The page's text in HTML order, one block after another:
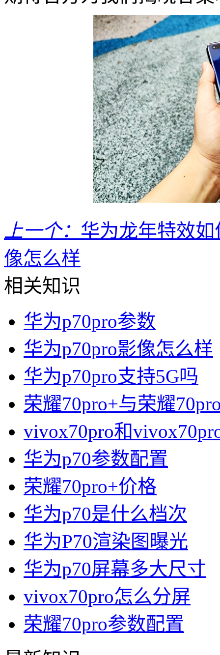
上一个： 华为龙年特效
像怎么样
相关知识
华为p70pro参数
华为p70pro影像怎么样
华为p70pro支持5G吗
荣耀70pro+与荣耀
vivox70pro和
华为p70参数配置
荣耀70pro+价格
华为p70是什么档次
华为P70渲染图曝光
华为p70屏幕多大尺寸
vivox70pro怎么分屏
荣耀70pro参数配置